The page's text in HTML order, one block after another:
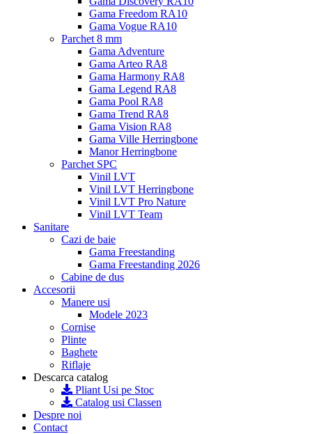
Gama Freedom RA10
Gama Vogue RA10
Parchet 8 mm
Gama Adventure
Gama Arteo RA8
Gama Harmony RA8
Gama Legend RA8
Gama Pool RA8
Gama Trend RA8
Gama Vision RA8
Gama Ville Herringbone
Manor Herringbone
Parchet SPC
Vinil LVT
Vinil LVT Herringbone
Vinil LVT Pro Nature
Vinil LVT Team
Sanitare
Cazi de baie
Gama Freestanding
Gama Freestanding 2026
Cabine de dus
Accesorii
Manere usi
Modele 2023
Cornise
Plinte
Baghete
Riflaje
Descarca catalog
Pliant Usi pe Stoc
Catalog usi Classen
Despre noi
Contact